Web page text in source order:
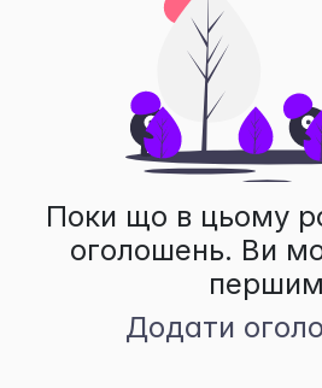
Поки що в цьому
оголошень. Ви
Додати